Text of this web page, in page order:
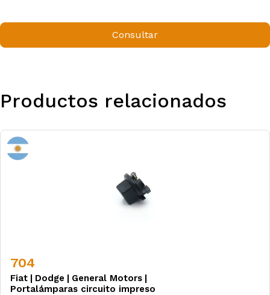
Consultar
Productos relacionados
704
Fiat | Dodge | General Motors |
Portalámparas circuito impreso